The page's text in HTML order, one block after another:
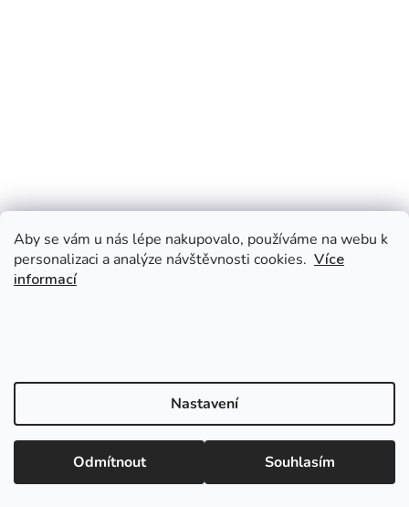
Aby se vám u nás lépe nakupovalo, používáme na webu k
personalizaci a analýze návštěvnosti cookies. Více
informací
Nastavení
Odmítnout Souhlasím